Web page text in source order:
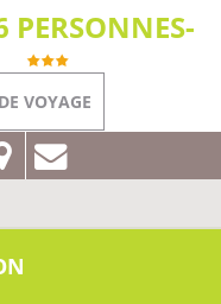
PERSONNES-
VOYAGE